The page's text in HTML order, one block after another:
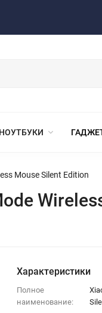
Mouse Silent Edition
Характеристики
Полное
наименование: